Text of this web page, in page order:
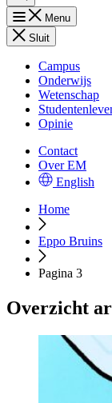
Menu
Sluit
Campus
Onderwijs
Wetenschap
Opinie
Contact
Over EM
English
Home
Eppo Bruins
Pagina 3
Overzicht